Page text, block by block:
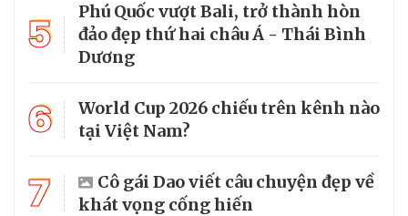
5
Phú Quốc vượt Bali, trở thành hòn
đảo đẹp thứ hai châu Á - Thái Bình
Dương
6
World Cup 2026 chiếu trên kênh nào
tại Việt Nam?
7
Cô gái Dao viết câu chuyện đẹp về
khát vọng cống hiến